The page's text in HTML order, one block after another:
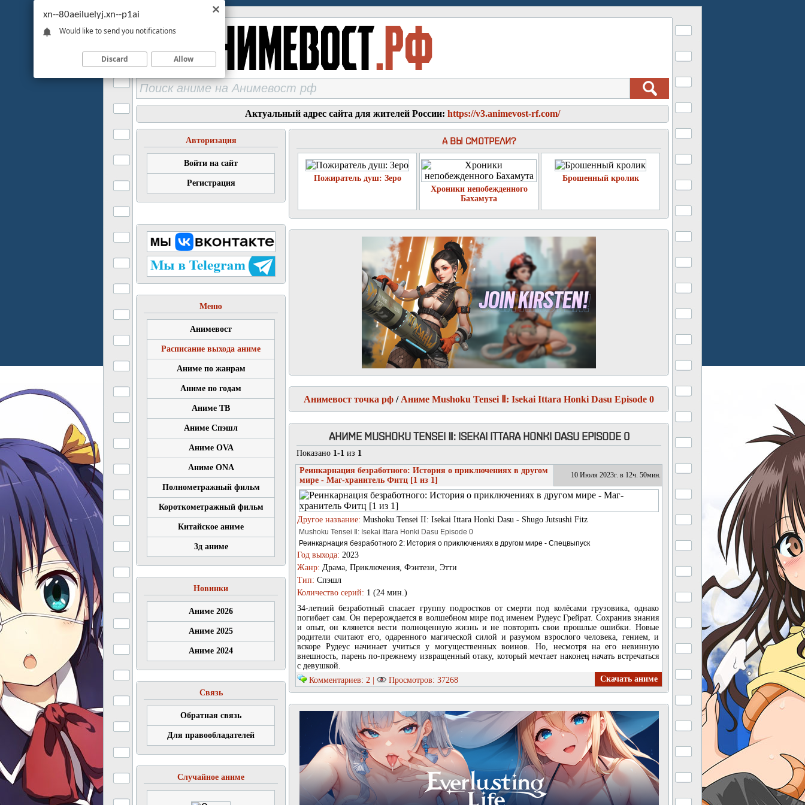
Актуальный адрес сайта для жителей России: https://v3.animevost-rf.com/
Авторизация
Войти на сайт
Регистрация
Меню
Анимевост
Расписание выхода аниме
Аниме по жанрам
Аниме по годам
Аниме ТВ
Аниме Спэшл
Аниме OVA
Аниме ONA
Полнометражный фильм
Короткометражный фильм
Китайское аниме
3д аниме
Новинки
Аниме 2026
Аниме 2025
Аниме 2024
Связь
Обратная связь
Для правообладателей
Случайное аниме
А ВЫ СМОТРЕЛИ?
Пожиратель душ: Зеро
Хроники непобежденного
Бахамута
Брошенный кролик
Анимевост точка рф / Аниме Mushoku Tensei Ⅱ: Isekai Ittara Honki Dasu Episode 0
АНИМЕ MUSHOKU TENSEI Ⅱ: ISEKAI ITTARA HONKI DASU EPISODE 0
Показано 1-1 из 1
Реинкарнация безработного: История о приключениях в другом
мире - Маг-хранитель Фитц [1 из 1]
10 Июля 2023г. в 12ч. 50мин.
Другое название: Mushoku Tensei II: Isekai Ittara Honki Dasu - Shugo Jutsushi Fitz
Mushoku Tensei Ⅱ: Isekai Ittara Honki Dasu Episode 0
Реинкарнация безработного 2: История о приключениях в другом мире - Спецвыпуск
Год выхода: 2023
Жанр: Драма, Приключения, Фэнтези, Этти
Тип: Спэшл
Количество серий: 1 (24 мин.)
34-летний безработный спасает группу подростков от смерти под колёсами грузовика, однако
погибает сам. Он перерождается в волшебном мире под именем Рудеус Грейрат. Сохранив знания
и опыт, он клянется вести полноценную жизнь и не повторять свои прошлые ошибки. Новые
родители считают его, одаренного магической силой и разумом взрослого человека, гением, и
вскоре Рудеус начинает учиться у могущественных воинов. Но, несмотря на его невинную
внешность, парень по-прежнему извращенный отаку, который мечтает наконец начать встречаться
с девушкой.
Комментариев: 2 |
Просмотров: 37268 Скачать аниме
xn--80aeiluelyj.xn--p1ai
Would like to send you notifications
Discard Allow